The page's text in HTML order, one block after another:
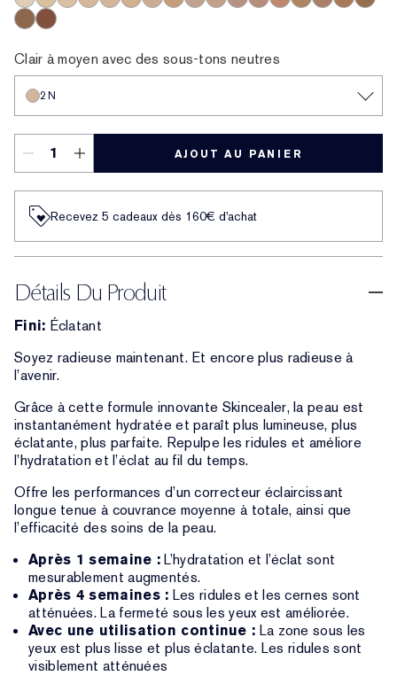
0.5N1N1W
Clair à moyen avec des sous-tons neutres
2N
AJOUT AU PANIER
Recevez 5 cadeaux dès 160€ d'achat
Détails Du Produit
Fini: Éclatant
Soyez radieuse maintenant. Et encore plus radieuse à
l’avenir.
Grâce à cette formule innovante Skincealer, la peau est
instantanément hydratée et paraît plus lumineuse, plus
éclatante, plus parfaite. Repulpe les ridules et améliore
l’hydratation et l’éclat au fil du temps.
Offre les performances d’un correcteur éclaircissant
longue tenue à couvrance moyenne à totale, ainsi que
l’efficacité des soins de la peau.
Après 1 semaine :L’hydratation et l’éclat sont
mesurablement augmentés.
Après 4 semaines : Les ridules et les cernes sont
atténuées. La fermeté sous les yeux est améliorée.
Avec une utilisation continue : La zone sous les
yeux est plus lisse et plus éclatante. Les ridules sont
visiblement atténuées